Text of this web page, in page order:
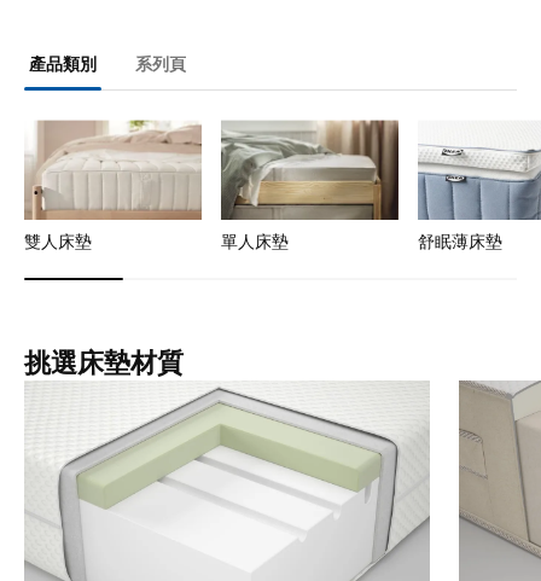
產品類別 系列頁
雙人床墊 單人床墊 舒眠薄床墊
挑選床墊材質